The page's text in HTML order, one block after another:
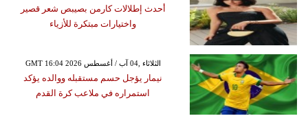
أحدث إطلالات كارمن بصيبص شعر قصير
واختيارات مبتكرة للأزياء
GMT 16:04 2026 الثلاثاء ,04 آب / أغسطس
نيمار يؤجل حسم مستقبله ووالده يؤكد
استمراره في ملاعب كرة القدم